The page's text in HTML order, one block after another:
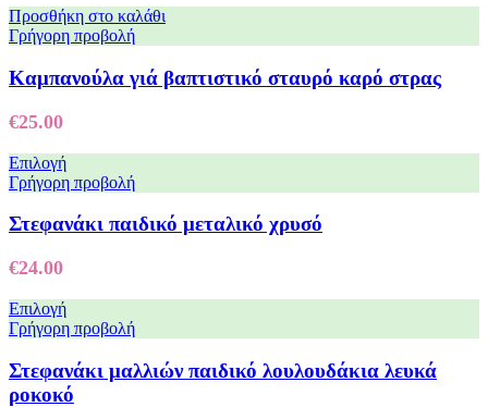
Προσθήκη στο καλάθι
Γρήγορη προβολή
Καμπανούλα γιά βαπτιστικό σταυρό καρό στρας
€25.00
Επιλογή
Γρήγορη προβολή
Στεφανάκι παιδικό μεταλικό χρυσό
€24.00
Επιλογή
Γρήγορη προβολή
Στεφανάκι μαλλιών παιδικό λουλουδάκια λευκά
ροκοκό